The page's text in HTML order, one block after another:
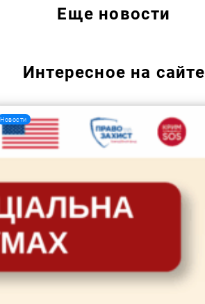
Еще новости
Интересное на сайте
Новости